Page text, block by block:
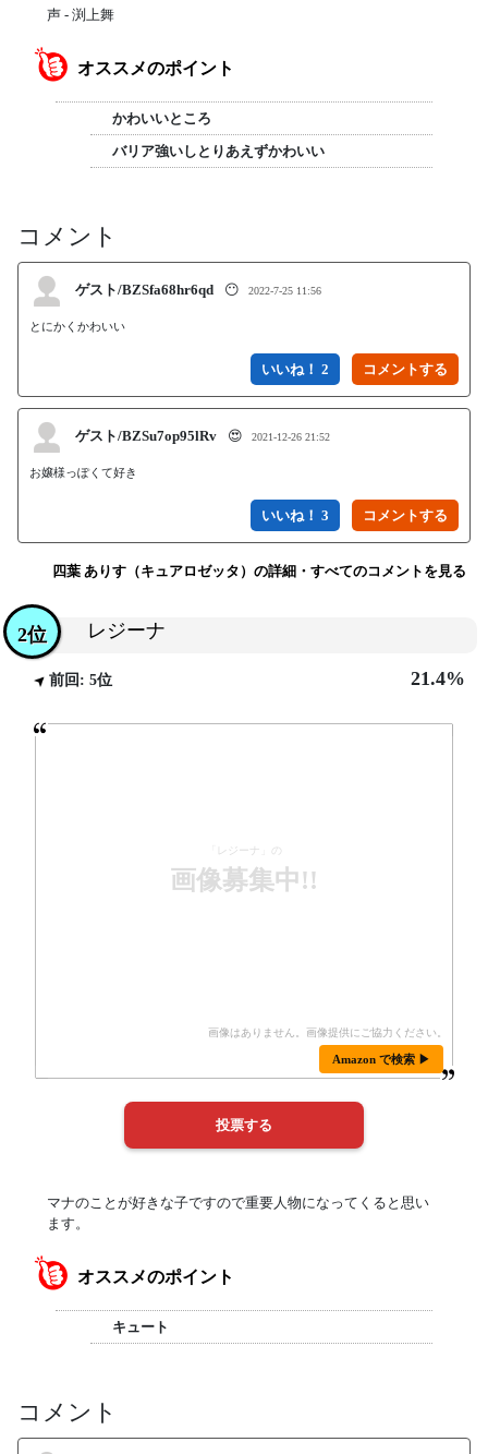
声 - 渕上舞
オススメのポイント
かわいいところ
バリア強いしとりあえずかわいい
コメント
ゲスト/BZSfa68hr6qd 😶 2022-7-25 11:56
とにかくかわいい
いいね！ 2
ゲスト/BZSu7op95lRv 😍 2021-12-26 21:52
お嬢様っぽくて好き
いいね！ 3
四葉 ありす（キュアロゼッタ）の詳細・すべてのコメントを見る
レジーナ
2位
前回: 5位 21.4%
「レジーナ」の
画像募集中!!
Amazon で検索 ▶
マナのことが好きな子ですので重要人物になってくると思い
ます。
オススメのポイント
キュート
コメント